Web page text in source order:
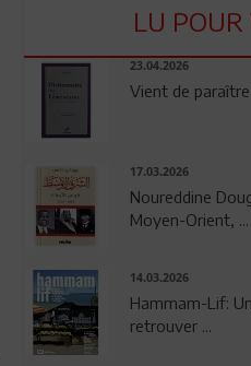
LU POUR
23.04.2026
Vient de
17.03.2026
Noureddine
Moyen-Orient, ...
14.03.2026
Hammam-Lif:
retrouver ...